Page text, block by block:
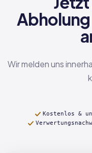
Abholung
Wir melden uns
Kostenlos &